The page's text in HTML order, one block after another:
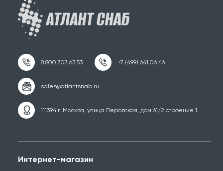
111394 г. Москва, улица Перовская, дом 61/2 строение 1
Интернет-магазин